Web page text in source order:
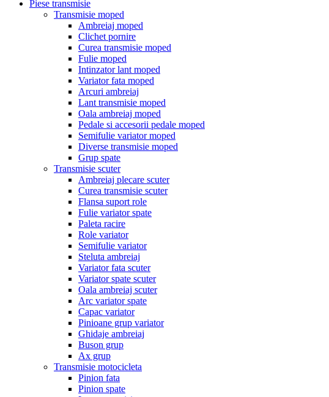
Piese transmisie
Transmisie moped
Ambreiaj moped
Clichet pornire
Curea transmisie moped
Fulie moped
Intinzator lant moped
Variator fata moped
Arcuri ambreiaj
Lant transmisie moped
Oala ambreiaj moped
Pedale si accesorii pedale moped
Semifulie variator moped
Diverse transmisie moped
Grup spate
Transmisie scuter
Ambreiaj plecare scuter
Curea transmisie scuter
Flansa suport role
Fulie variator spate
Paleta racire
Role variator
Semifulie variator
Steluta ambreiaj
Variator fata scuter
Variator spate scuter
Oala ambreiaj scuter
Arc variator spate
Capac variator
Pinioane grup variator
Ghidaje ambreiaj
Buson grup
Ax grup
Transmisie motocicleta
Pinion fata
Pinion spate